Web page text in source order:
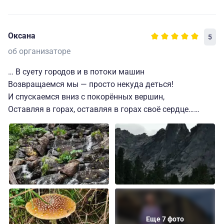
Оксана 5
об организаторе
… В суету городов и в потоки машин
Возвращаемся мы — просто некуда деться!
И спускаемся вниз с покорённых вершин,
Оставляя в горах, оставляя в горах своё сердце…
Вот и все. Мы спустились с гор, но в сердце у нас -
самые лучшие воспоминания.
В Ергаки приехали на своей машине, заселили и
накормили обедом нас очень быстро. В номере есть
все нужное и необходимое. Провели экскурсию по
базе и рассказали о предстоящем.
Три насыщенных по красоте и атмосфере дня мы
провели у озера Светлого, Висячего камня и
Еще 7 фото